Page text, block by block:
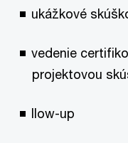
ukážkové
vedenie
projektovou
llow-up